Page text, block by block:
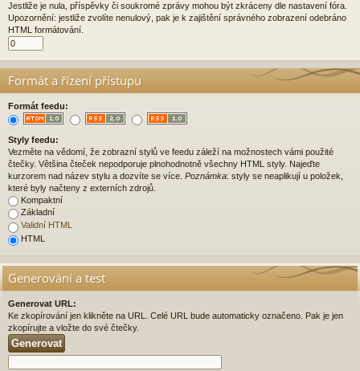
Jestliže je nula, příspěvky či soukromé zprávy mohou být zkráceny dle nastavení fóra.
Upozornění: jestliže zvolíte nenulový, pak je k zajištění správného zobrazení odebráno
HTML formátování.
Formát a řízení přístupu
Formát feedu:
Styly feedu:
Vezměte na vědomí, že zobrazní stylů ve feedu záleží na možnostech vámi použité
čtečky. Většina čteček nepodporuje plnohodnotně všechny HTML styly. Najeďte
kurzorem nad název stylu a dozvíte se více. Poznámka: styly se neaplikují u položek,
které byly načteny z externích zdrojů.
Kompaktní
Základní
Validní HTML
HTML
Generování a test
Generovat URL:
Ke zkopírování jen klikněte na URL. Celé URL bude automaticky označeno. Pak je jen
zkopírujte a vložte do své čtečky.